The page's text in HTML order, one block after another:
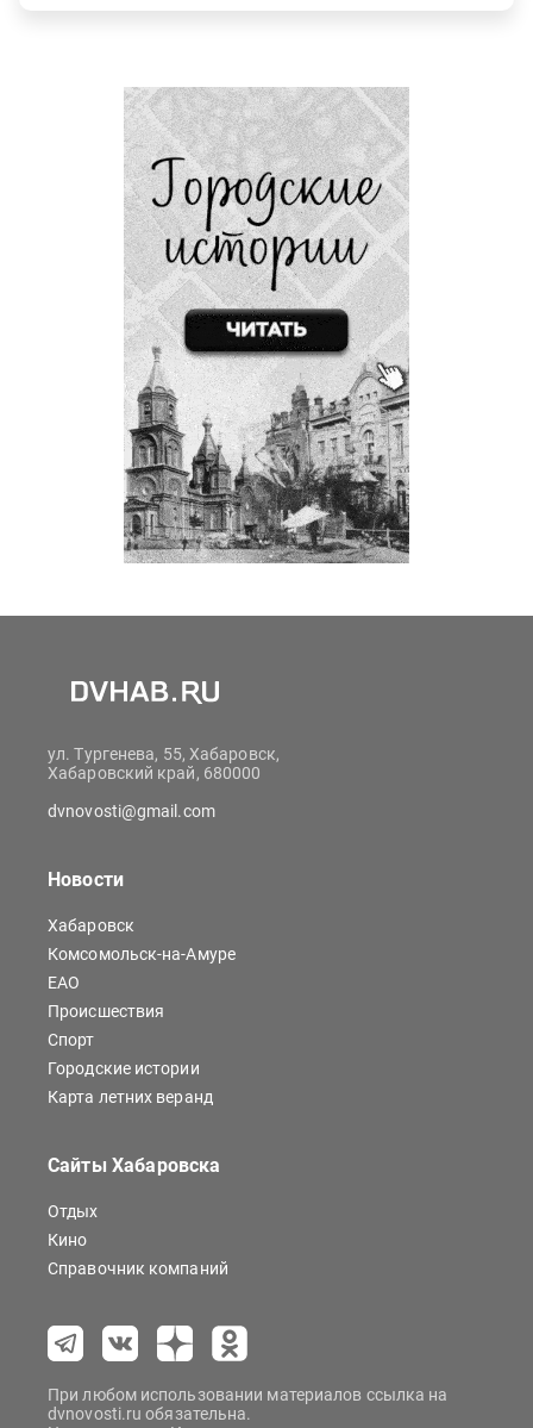
ул. Тургенева, 55, Хабаровск,
Хабаровский край, 680000
dvnovosti@gmail.com
Новости
Хабаровск
Комсомольск-на-Амуре
ЕАО
Происшествия
Спорт
Городские истории
Карта летних веранд
Сайты Хабаровска
Отдых
Кино
Справочник компаний
При любом использовании материалов ссылка на
dvnovosti.ru обязательна.